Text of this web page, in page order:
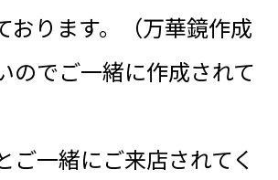
おります。（万華鏡作成
のでご一緒に作成されて
ご一緒にご来店されてく